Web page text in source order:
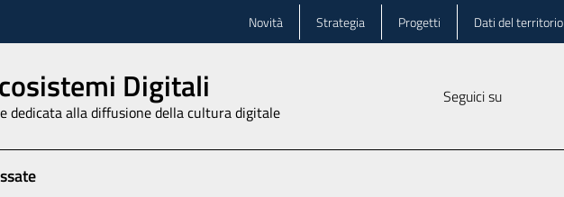
Novità Strategia Progetti Dati del territorio
Digitali
dedicata alla diffusione della cultura digitale
Seguici su